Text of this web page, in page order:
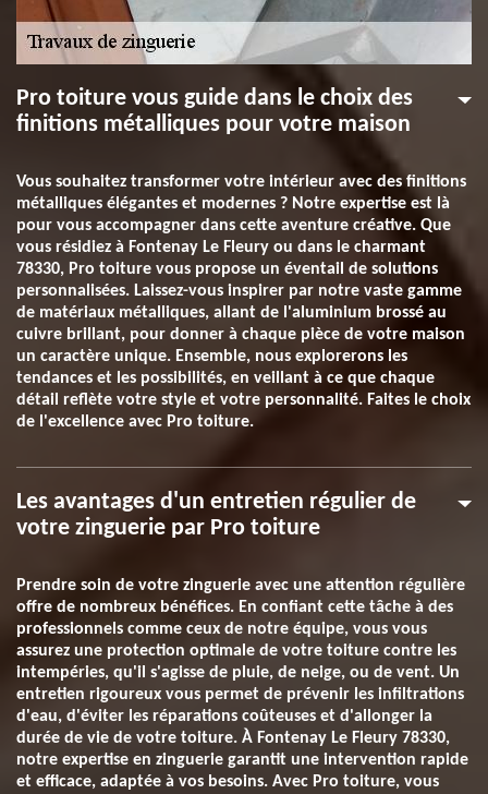
Pro toiture vous guide dans le choix des
finitions métalliques pour votre maison
Vous souhaitez transformer votre intérieur avec des finitions
métalliques élégantes et modernes ? Notre expertise est là
pour vous accompagner dans cette aventure créative. Que
vous résidiez à Fontenay Le Fleury ou dans le charmant
78330, Pro toiture vous propose un éventail de solutions
personnalisées. Laissez-vous inspirer par notre vaste gamme
de matériaux métalliques, allant de l'aluminium brossé au
cuivre brillant, pour donner à chaque pièce de votre maison
un caractère unique. Ensemble, nous explorerons les
tendances et les possibilités, en veillant à ce que chaque
détail reflète votre style et votre personnalité. Faites le choix
de l'excellence avec Pro toiture.
Les avantages d'un entretien régulier de
votre zinguerie par Pro toiture
Prendre soin de votre zinguerie avec une attention régulière
offre de nombreux bénéfices. En confiant cette tâche à des
professionnels comme ceux de notre équipe, vous vous
assurez une protection optimale de votre toiture contre les
intempéries, qu'il s'agisse de pluie, de neige, ou de vent. Un
entretien rigoureux vous permet de prévenir les infiltrations
d'eau, d'éviter les réparations coûteuses et d'allonger la
durée de vie de votre toiture. À Fontenay Le Fleury 78330,
notre expertise en zinguerie garantit une intervention rapide
et efficace, adaptée à vos besoins. Avec Pro toiture, vous